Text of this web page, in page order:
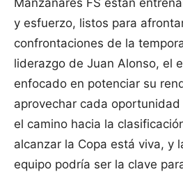
Manzanares FS están
y esfuerzo, listos para
confrontaciones de la
liderazgo de Juan Alonso, el
enfocado en potenciar su
aprovechar cada
el camino hacia la
alcanzar la Copa está viva, y
equipo podría ser la clave